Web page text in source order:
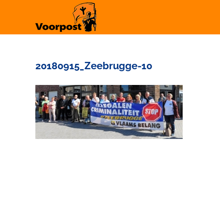
20180915_Zeebrugge-10